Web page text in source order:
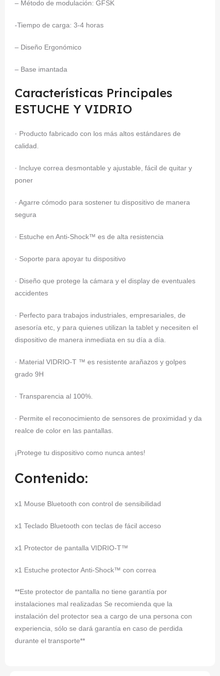
– Método de modulación: GFSK
-Tiempo de carga: 3-4 horas
– Diseño Ergonómico
– Base imantada
Características Principales
ESTUCHE Y VIDRIO
· Producto fabricado con los más altos estándares de
calidad.
· Incluye correa desmontable y ajustable, fácil de quitar y
poner
· Agarre cómodo para sostener tu dispositivo de manera
segura
· Estuche en Anti-Shock™ es de alta resistencia
· Soporte para apoyar tu dispositivo
· Diseño que protege la cámara y el display de eventuales
accidentes
· Perfecto para trabajos industriales, empresariales, de
asesoría etc, y para quienes utilizan la tablet y necesiten el
dispositivo de manera inmediata en su día a día.
· Material VIDRIO-T ™ es resistente arañazos y golpes
grado 9H
· Transparencia al 100%.
· Permite el reconocimiento de sensores de proximidad y da
realce de color en las pantallas.
¡Protege tu dispositivo como nunca antes!
Contenido:
x1 Mouse Bluetooth con control de sensibilidad
x1 Teclado Bluetooth con teclas de fácil acceso
x1 Protector de pantalla VIDRIO-T™
x1 Estuche protector Anti-Shock™ con correa
**Este protector de pantalla no tiene garantía por
instalaciones mal realizadas Se recomienda que la
instalación del protector sea a cargo de una persona con
experiencia, sólo se dará garantía en caso de perdida
durante el transporte**